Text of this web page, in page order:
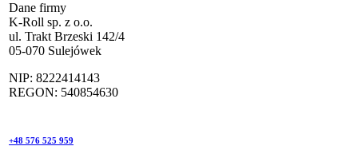
Dane firmy
K-Roll sp. z o.o.
ul. Trakt Brzeski 142/4
05-070 Sulejówek
NIP: 8222414143
REGON: 540854630
+48 576 525 959